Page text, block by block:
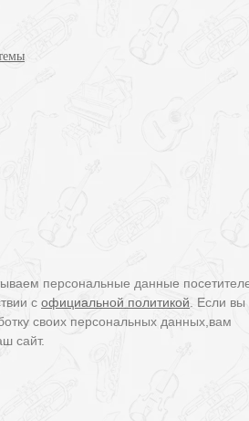
персональные данные
с официальной политикой . Если
своих персональных данных,вам
сайт.